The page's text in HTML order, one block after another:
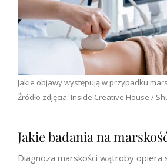
Jakie objawy występują w przypadku
Źródło zdjęcia: Inside Creative House /
Jakie badania na
Diagnoza marskości wątroby opiera